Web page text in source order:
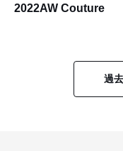
2022AW Couture
過